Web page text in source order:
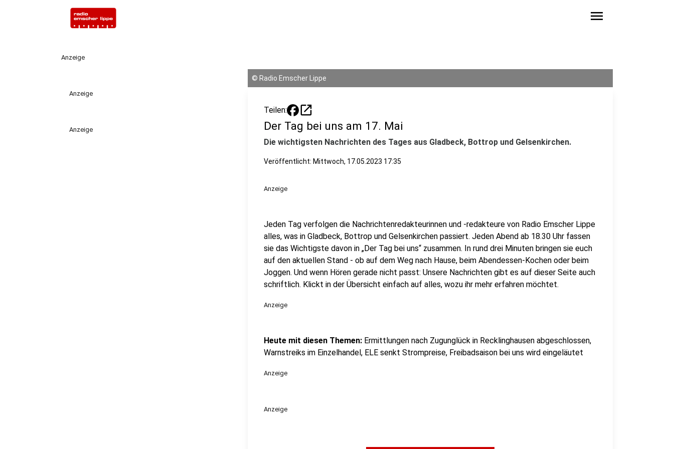
menu
Anzeige
Anzeige
Anzeige
© Radio Emscher Lippe
Teilen: open_in_new
Der Tag bei uns am 17. Mai
Die wichtigsten Nachrichten des Tages aus Gladbeck, Bottrop und Gelsenkirchen.
Veröffentlicht: Mittwoch, 17.05.2023 17:35
Anzeige
Jeden Tag verfolgen die Nachrichtenredakteurinnen und -redakteure von Radio Emscher Lippe
alles, was in Gladbeck, Bottrop und Gelsenkirchen passiert. Jeden Abend ab 18.30 Uhr fassen
sie das Wichtigste davon in „Der Tag bei uns“ zusammen. In rund drei Minuten bringen sie euch
auf den aktuellen Stand - ob auf dem Weg nach Hause, beim Abendessen-Kochen oder beim
Joggen. Und wenn Hören gerade nicht passt: Unsere Nachrichten gibt es auf dieser Seite auch
schriftlich. Klickt in der Übersicht einfach auf alles, wozu ihr mehr erfahren möchtet.
Anzeige
Heute mit diesen Themen: Ermittlungen nach Zugunglück in Recklinghausen abgeschlossen,
Warnstreiks im Einzelhandel, ELE senkt Strompreise, Freibadsaison bei uns wird eingeläutet
Anzeige
Anzeige